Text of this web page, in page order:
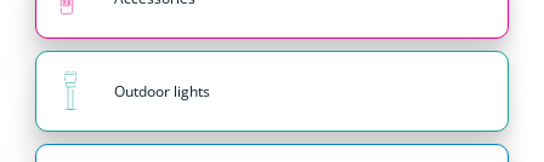
Outdoor lights